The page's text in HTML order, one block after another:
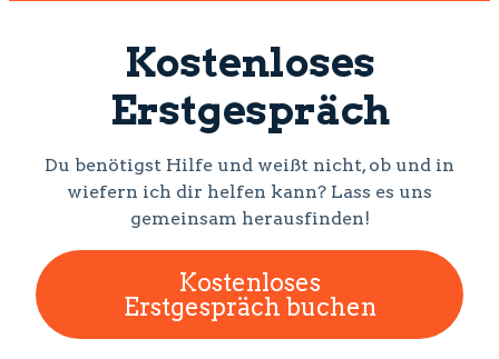
Kostenloses
Erstgespräch
Du benötigst Hilfe und weißt nicht, ob und in
wiefern ich dir helfen kann? Lass es uns
gemeinsam herausfinden!
Kostenloses
Erstgespräch buchen